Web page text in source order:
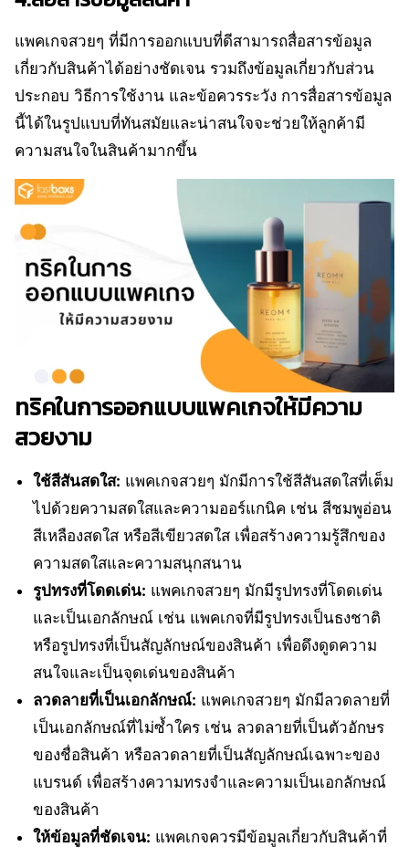
แพคเกจสวยๆ ที่มีการออกแบบที่ดีสามารถสื่อสารข้อมูล
เกี่ยวกับสินค้าได้อย่างชัดเจน รวมถึงข้อมูลเกี่ยวกับส่วน
ประกอบ วิธีการใช้งาน และข้อควรระวัง การสื่อสารข้อมูล
นี้ได้ในรูปแบบที่ทันสมัยและน่าสนใจจะช่วยให้ลูกค้ามี
ความสนใจในสินค้ามากขึ้น
ทริคในการออกแบบแพคเกจให้มีความ
สวยงาม
ใช้สีสันสดใส: แพคเกจสวยๆ มักมีการใช้สีสันสดใสที่เต็ม
ไปด้วยความสดใสและความออร์แกนิค เช่น สีชมพูอ่อน
สีเหลืองสดใส หรือสีเขียวสดใส เพื่อสร้างความรู้สึกของ
ความสดใสและความสนุกสนาน
รูปทรงที่โดดเด่น: แพคเกจสวยๆ มักมีรูปทรงที่โดดเด่น
และเป็นเอกลักษณ์ เช่น แพคเกจที่มีรูปทรงเป็นธงชาติ
หรือรูปทรงที่เป็นสัญลักษณ์ของสินค้า เพื่อดึงดูดความ
สนใจและเป็นจุดเด่นของสินค้า
ลวดลายที่เป็นเอกลักษณ์: แพคเกจสวยๆ มักมีลวดลายที่
เป็นเอกลักษณ์ที่ไม่ซ้ำใคร เช่น ลวดลายที่เป็นตัวอักษร
ของชื่อสินค้า หรือลวดลายที่เป็นสัญลักษณ์เฉพาะของ
แบรนด์ เพื่อสร้างความทรงจำและความเป็นเอกลักษณ์
ของสินค้า
ให้ข้อมูลที่ชัดเจน: แพคเกจควรมีข้อมูลเกี่ยวกับสินค้าที่